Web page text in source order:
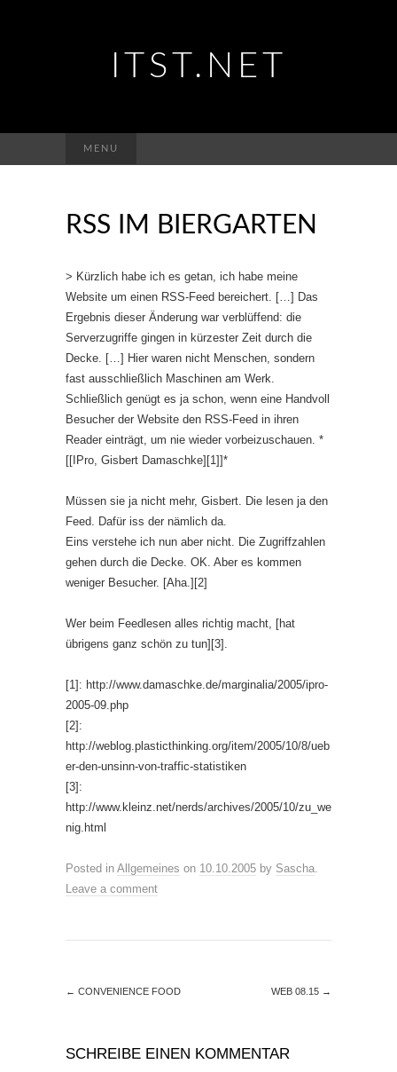
ITST.NET
MENU
nach:
RSS IM BIERGARTEN
> Kürzlich habe ich es getan, ich habe meine
Website um einen RSS-Feed bereichert. […] Das
Ergebnis dieser Änderung war verblüffend: die
Serverzugriffe gingen in kürzester Zeit durch die
Decke. […] Hier waren nicht Menschen, sondern
fast ausschließlich Maschinen am Werk.
Schließlich genügt es ja schon, wenn eine Handvoll
Besucher der Website den RSS-Feed in ihren
Reader einträgt, um nie wieder vorbeizuschauen. *
[[IPro, Gisbert Damaschke][1]]*
Müssen sie ja nicht mehr, Gisbert. Die lesen ja den
Feed. Dafür iss der nämlich da.
Eins verstehe ich nun aber nicht. Die Zugriffzahlen
gehen durch die Decke. OK. Aber es kommen
weniger Besucher. [Aha.][2]
Wer beim Feedlesen alles richtig macht, [hat
übrigens ganz schön zu tun][3].
[1]: http://www.damaschke.de/marginalia/2005/ipro-
2005-09.php
[2]:
http://weblog.plasticthinking.org/item/2005/10/8/ueb
er-den-unsinn-von-traffic-statistiken
[3]:
http://www.kleinz.net/nerds/archives/2005/10/zu_we
nig.html
Posted in Allgemeines on 10.10.2005 by Sascha.
Leave a comment
← CONVENIENCE FOOD WEB 08.15 →
SCHREIBE EINEN KOMMENTAR